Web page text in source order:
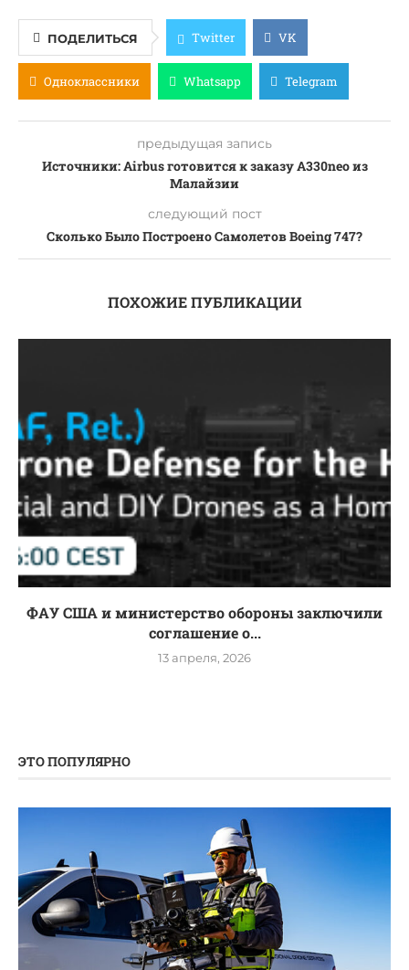
ПОДЕЛИТЬСЯ Twitter VK
Одноклассники Whatsapp Telegram
предыдущая запись
Источники: Airbus готовится к заказу A330neo из
Малайзии
следующий пост
Сколько Было Построено Самолетов Boeing 747?
ПОХОЖИЕ ПУБЛИКАЦИИ
ФАУ США и министерство обороны заключили
соглашение о...
13 апреля, 2026
ЭТО ПОПУЛЯРНО